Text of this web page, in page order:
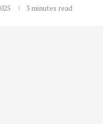
3 minutes read